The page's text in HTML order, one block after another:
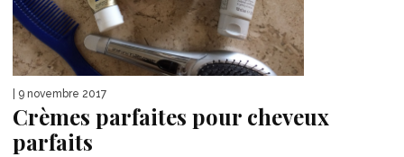
| 9 novembre 2017
Crèmes parfaites pour cheveux
parfaits